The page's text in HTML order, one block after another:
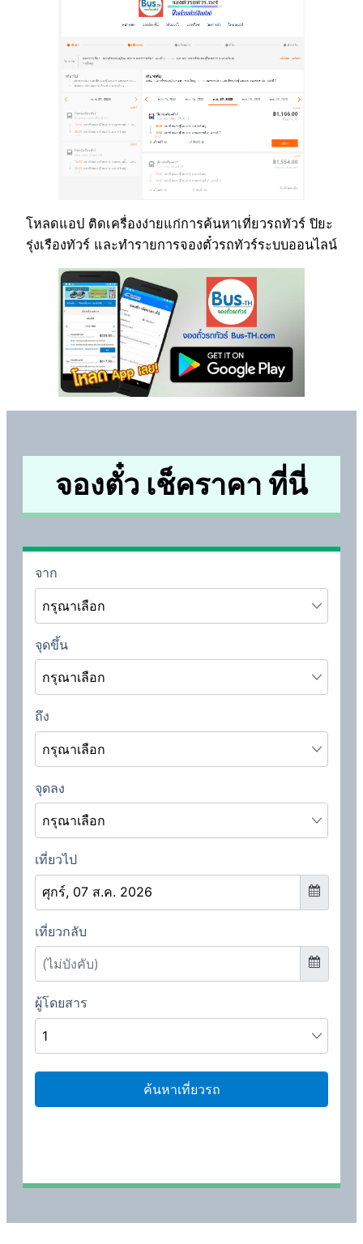
โหลดแอป ติดเครื่องง่ายแก่การค้นหาเที่ยวรถทัวร์ ปิยะ
รุ่งเรืองทัวร์ และทำรายการจองตั๋วรถทัวร์ระบบออนไลน์
จองตั๋ว เช็คราคา ที่นี่